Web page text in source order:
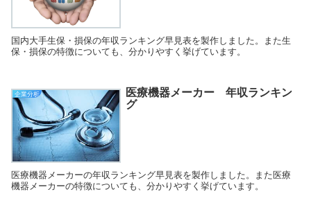
国内大手生保・損保の年収ランキング早見表を製作しました。また生
保・損保の特徴についても、分かりやすく挙げています。
企業分析
医療機器メーカー 年収ランキン
グ
医療機器メーカーの年収ランキング早見表を製作しました。また医療
機器メーカーの特徴についても、分かりやすく挙げています。